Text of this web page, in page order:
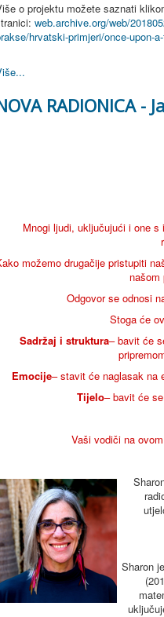
o projektu možete saznati
web.archive.org/web/
hrvatski-primjeri/once-upon-
RADIONICA
Mnogi ljudi, uključujući i one
možemo drugačije pristupiti
Odgovor se odnosi
Stoga će
Sadržaj i struktura– bavit će
Emocije– stavit će naglasak na
Tijelo– bavit će
Vaši vodiči na
Sharon